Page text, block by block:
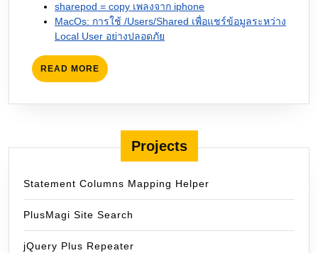
sharepod = copy เพลงจาก iphone
MacOs: การใช้ /Users/Shared เพื่อแชร์ข้อมูลระหว่าง
Local User อย่างปลอดภัย
READ MORE READ
MORE
Projects
Statement Columns Mapping Helper
PlusMagi Site Search
jQuery Plus Repeater